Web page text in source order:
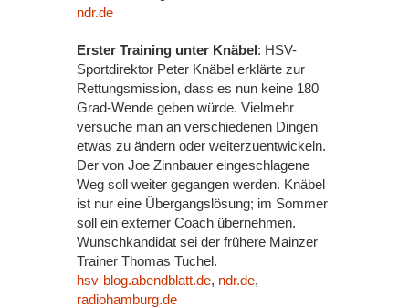
ndr.de
Erster Training unter Knäbel: HSV-
Sportdirektor Peter Knäbel erklärte zur
Rettungsmission, dass es nun keine 180
Grad-Wende geben würde. Vielmehr
versuche man an verschiedenen Dingen
etwas zu ändern oder weiterzuentwickeln.
Der von Joe Zinnbauer eingeschlagene
Weg soll weiter gegangen werden. Knäbel
ist nur eine Übergangslösung; im Sommer
soll ein externer Coach übernehmen.
Wunschkandidat sei der frühere Mainzer
Trainer Thomas Tuchel.
hsv-blog.abendblatt.de, ndr.de,
radiohamburg.de